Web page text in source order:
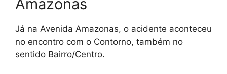
Amazonas
Já na Avenida Amazonas, o acidente aconteceu
no encontro com o Contorno, também no
sentido Bairro/Centro.